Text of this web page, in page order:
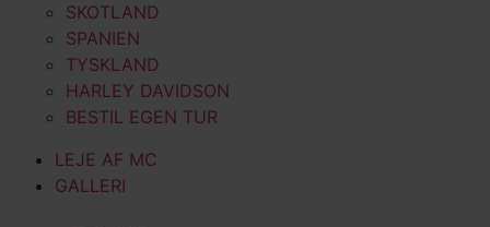
SKOTLAND
SPANIEN
TYSKLAND
HARLEY DAVIDSON
BESTIL EGEN TUR
LEJE AF MC
GALLERI